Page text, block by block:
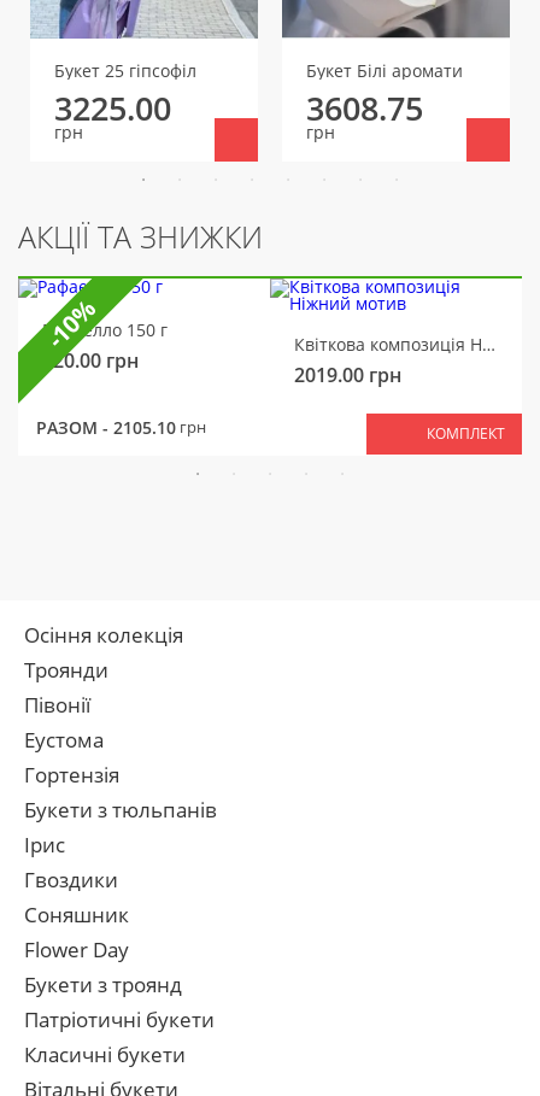
Букет 25 гіпсофіл
3225.00
грн
Букет Білі аромати
3608.75
грн
АКЦІЇ ТА ЗНИЖКИ
Рафаелло 150 г
320.00 грн
Квіткова композиція Ніжний мотив
2019.00 грн
РАЗОМ - 2105.10 грн КОМПЛЕКТ
-10%
Осіння колекція
Троянди
Півонії
Еустома
Гортензія
Букети з тюльпанів
Ірис
Гвоздики
Соняшник
Flower Day
Букети з троянд
Патріотичні букети
Класичні букети
Вітальні букети